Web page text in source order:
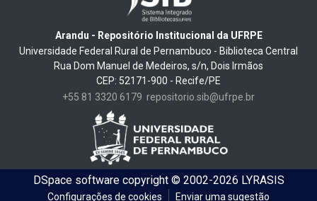
Arandu - Repositório Institucional da UFRPE
Universidade Federal Rural de Pernambuco - Biblioteca Central
Rua Dom Manuel de Medeiros, s/n, Dois Irmãos
CEP: 52171-900 - Recife/PE
+55 81 3320 6179 repositorio.sib@ufrpe.br
DSpace softwarecopyright © 2002-2026 LYRASIS
Configurações de cookies Enviar uma sugestão